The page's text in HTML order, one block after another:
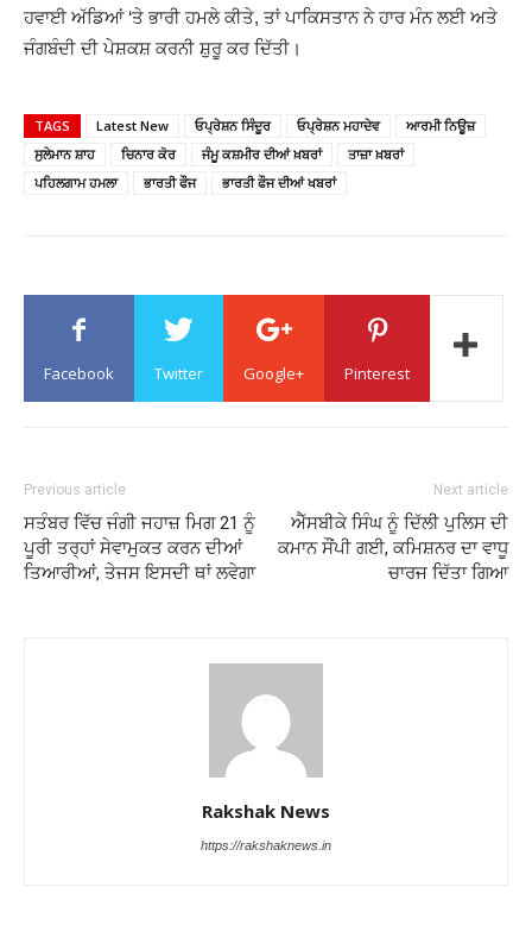
ਹਵਾਈ ਅੱਡਿਆਂ ‘ਤੇ ਭਾਰੀ ਹਮਲੇ ਕੀਤੇ, ਤਾਂ ਪਾਕਿਸਤਾਨ ਨੇ ਹਾਰ ਮੰਨ ਲਈ ਅਤੇ
ਜੰਗਬੰਦੀ ਦੀ ਪੇਸ਼ਕਸ਼ ਕਰਨੀ ਸ਼ੁਰੂ ਕਰ ਦਿੱਤੀ।
TAGS Latest New ਓਪ੍ਰੇਸ਼ਨ ਸਿੰਦੂਰ ਓਪ੍ਰੇਸ਼ਨ ਮਹਾਦੇਵ
ਆਰਮੀ ਨਿਊਜ਼
ਸੁਲੇਮਾਨ ਸ਼ਾਹ
ਚਿਨਾਰ ਕੋਰ ਜੰਮੂ ਕਸ਼ਮੀਰ ਦੀਆਂ ਖ਼ਬਰਾਂ
ਤਾਜ਼ਾ ਖ਼ਬਰਾਂ
ਪਹਿਲਗਾਮ ਹਮਲਾ
ਭਾਰਤੀ ਫੌਜ ਭਾਰਤੀ ਫੌਜ ਦੀਆਂ ਖਬਰਾਂ
Facebook Twitter Google+ Pinterest
Previous article
ਸਤੰਬਰ ਵਿੱਚ ਜੰਗੀ ਜਹਾਜ਼ ਮਿਗ 21 ਨੂੰ
ਪੂਰੀ ਤਰ੍ਹਾਂ ਸੇਵਾਮੁਕਤ ਕਰਨ ਦੀਆਂ
ਤਿਆਰੀਆਂ, ਤੇਜਸ ਇਸਦੀ ਥਾਂ ਲਵੇਗਾ
Next article
ਐੱਸਬੀਕੇ ਸਿੰਘ ਨੂੰ ਦਿੱਲੀ ਪੁਲਿਸ ਦੀ
ਕਮਾਨ ਸੌਂਪੀ ਗਈ, ਕਮਿਸ਼ਨਰ ਦਾ ਵਾਧੂ
ਚਾਰਜ ਦਿੱਤਾ ਗਿਆ
Rakshak News
https://rakshaknews.in